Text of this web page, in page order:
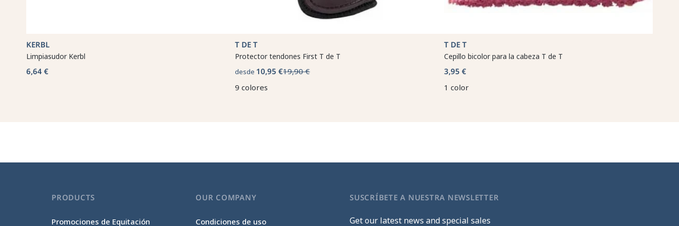
KERBL
Limpiasudor Kerbl
6,64 €
T DE T
Protector tendones First T de T
desde 10,95 €19,90 €
9 colores
T DE T
Cepillo bicolor para la cabeza T de T
3,95 €
1 color
PRODUCTS
Promociones de Equitación
OUR COMPANY
Condiciones de uso
SUSCRÍBETE A NUESTRA NEWSLETTER
Get our latest news and special sales